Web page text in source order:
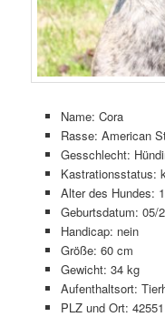
Name: Cora
Rasse: American
Gesschlecht:
Kastrationsstatus:
Alter des Hundes:
Geburtsdatum: 05/
Handicap: nein
Größe: 60 cm
Gewicht: 34 kg
Aufenthaltsort:
PLZ und Ort: